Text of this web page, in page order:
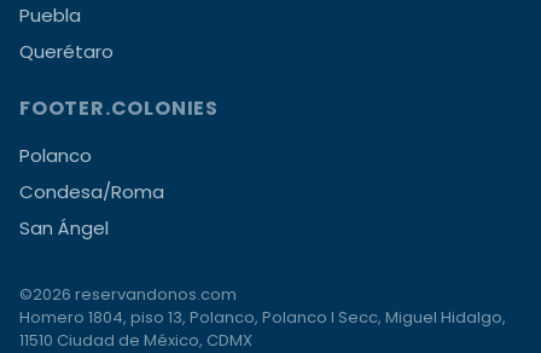
Puebla
Querétaro
FOOTER.COLONIES
Polanco
Condesa/Roma
San Ángel
©2026 reservandonos.com
Homero 1804, piso 13, Polanco, Polanco I Secc, Miguel Hidalgo,
11510 Ciudad de México, CDMX